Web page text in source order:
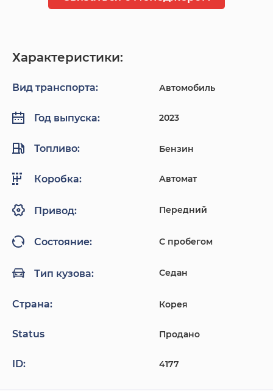
Характеристики:
Вид транспорта: Автомобиль
Год выпуска: 2023
Топливо: Бензин
Коробка: Автомат
Привод: Передний
Состояние: С пробегом
Тип кузова: Седан
Страна: Корея
Status Продано
ID: 4177